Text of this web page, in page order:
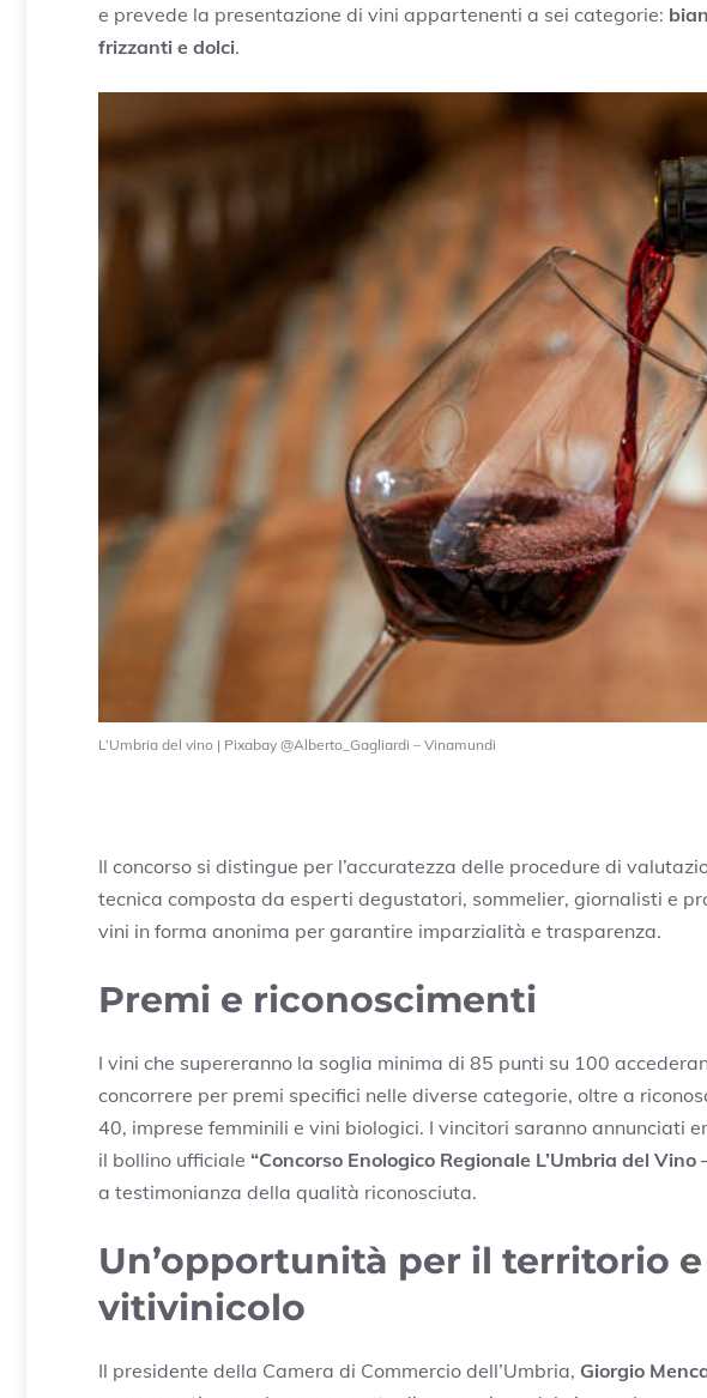
e prevede la presentazione di vini appartenenti a sei categorie:
frizzanti e dolci.
L’Umbria del vino | Pixabay @Alberto_Gagliardi – Vinamundi
Il concorso si distingue per l’accuratezza delle procedure di
tecnica composta da esperti degustatori, sommelier, giornalisti e
vini in forma anonima per garantire imparzialità e trasparenza.
Premi e riconoscimenti
I vini che supereranno la soglia minima di 85 punti su 100
concorrere per premi specifici nelle diverse categorie, oltre a
40, imprese femminili e vini biologici. I vincitori saranno annunciati
il bollino ufficiale “Concorso Enologico Regionale L’Umbria del Vino
a testimonianza della qualità riconosciuta.
Un’opportunità per il territorio
vitivinicolo
Il presidente della Camera di Commercio dell’Umbria, Giorgio